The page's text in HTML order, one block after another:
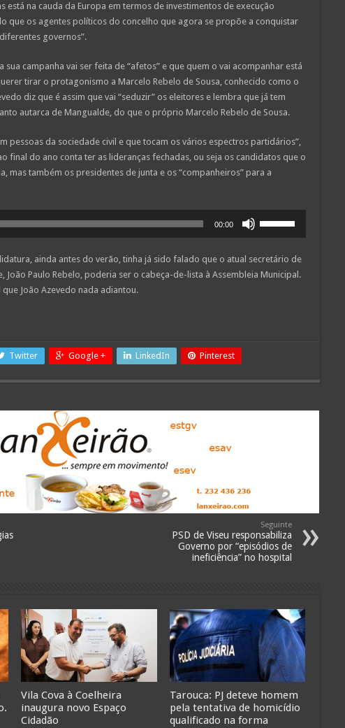
para
aumentar
o
volume.
está na cauda da Europa em termos de investimentos de execução
que os agentes políticos do concelho que agora se propõe a conquistar
governos”.
sua campanha vai ser feita de “afetos” e que quem o vai acompanhar está
tirar o protagonismo a Marcelo Rebelo de Sousa, conhecido como o
diz que é assim que vai “seduzir” os eleitores e lembra que já tem
autarca de Mangualde, do que o próprio Marcelo Rebelo de Sousa.
pessoas da sociedade civil e que tocam os vários espectros partidários”,
final do ano conta ter as lideranças fechadas, ou seja os candidatos que o
mas também os presidentes de junta e os “companheiros” para a
00:00
cima/baixo
para
ainda antes do verão, tinha já sido falado que o atual secretário de
João Paulo Rebelo, poderia ser o cabeça-de-lista à Assembleia Municipal.
João Azevedo nada adiantou.
Twitter Google + LinkedIn Pinterest
Seguinte
PSD de Viseu responsabiliza
Governo por “episódios de
ineficiência” no hospital
Vila Cova à Coelheira
inaugura novo Espaço
Cidadão
Tarouca: PJ deteve homem
pela tentativa de homicídio
qualificado na forma